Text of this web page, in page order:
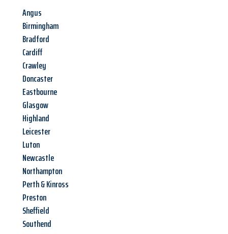
Angus
Birmingham
Bradford
Cardiff
Crawley
Doncaster
Eastbourne
Glasgow
Highland
Leicester
Luton
Newcastle
Northampton
Perth & Kinross
Preston
Sheffield
Southend